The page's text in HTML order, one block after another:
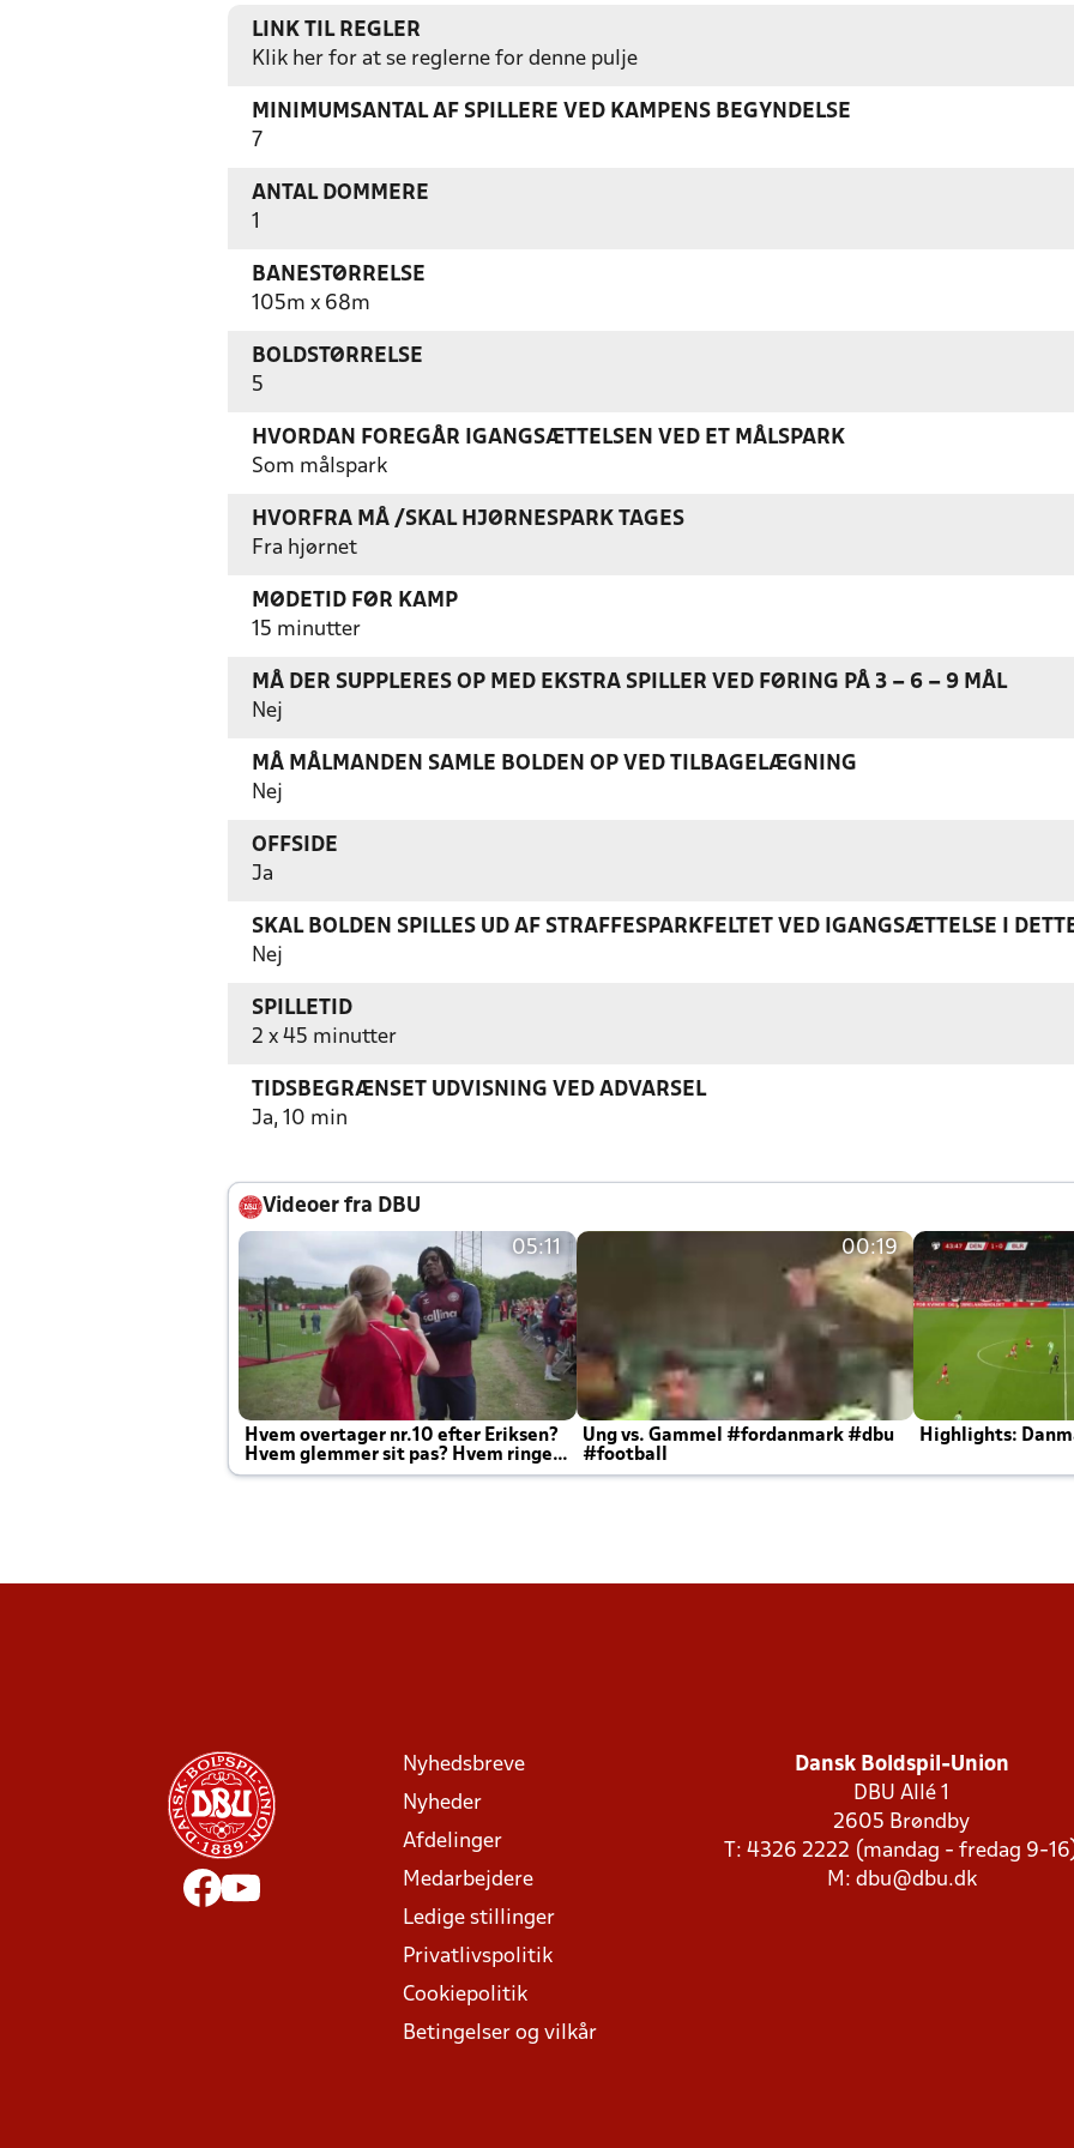
LINK TIL REGLER
Klik her for at se reglerne for denne pulje
MINIMUMSANTAL AF SPILLERE VED KAMPENS BEGYNDELSE
7
ANTAL DOMMERE
1
BANESTØRRELSE
105m x 68m
BOLDSTØRRELSE
5
HVORDAN FOREGÅR IGANGSÆTTELSEN VED ET MÅLSPARK
Som målspark
HVORFRA MÅ /SKAL HJØRNESPARK TAGES
Fra hjørnet
MØDETID FØR KAMP
15 minutter
MÅ DER SUPPLERES OP MED EKSTRA SPILLER VED FØRING PÅ 3 – 6 – 9 MÅL
Nej
MÅ MÅLMANDEN SAMLE BOLDEN OP VED TILBAGELÆGNING
Nej
OFFSIDE
Ja
SKAL BOLDEN SPILLES UD AF STRAFFESPARKFELTET VED IGANGSÆTTELSE I
Nej
SPILLETID
2 x 45 minutter
TIDSBEGRÆNSET UDVISNING VED ADVARSEL
Ja, 10 min
Videoer fra DBU
05:11
Hvem overtager nr.10 efter Eriksen?
Hvem glemmer sit pas? Hvem ringer
Joachim altid til efter kampe?
00:19
Ung vs. Gammel #fordanmark #dbu
#football
Highlights:
Nyhedsbreve
Nyheder
Afdelinger
Medarbejdere
Ledige stillinger
Privatlivspolitik
Cookiepolitik
Betingelser og vilkår
Dansk Boldspil-Union
DBU Allé 1
2605 Brøndby
T: 4326 2222 (mandag - fredag 9-
M: dbu@dbu.dk